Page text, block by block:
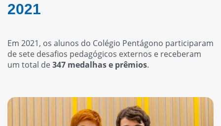
2021
Em 2021, os alunos do Colégio Pentágono participaram
de sete desafios pedagógicos externos e receberam
um total de347 medalhas e prêmios.